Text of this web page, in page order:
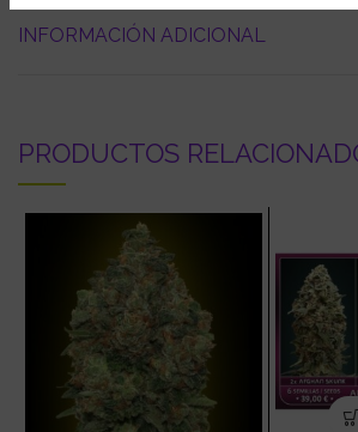
INFORMACIÓN ADICIONAL
PRODUCTOS